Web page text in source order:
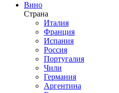
Вино
Страна
Италия
Франция
Испания
Россия
Португалия
Чили
Германия
Аргентина